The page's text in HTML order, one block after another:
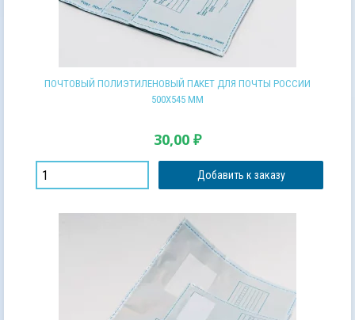
ПОЧТОВЫЙ ПОЛИЭТИЛЕНОВЫЙ ПАКЕТ ДЛЯ ПОЧТЫ РОССИИ
500Х545 ММ
30,00 ₽
Добавить к заказу